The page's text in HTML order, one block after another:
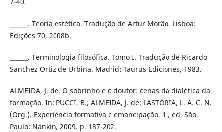
______. Teoria estética. Tradução de Artur Morão. Lisboa:
Edições 70, 2008b.
______. Terminologia filosófica. Tomo I. Tradução de Ricardo
Sanchez Ortiz de Urbina. Madrid: Taurus Ediciones, 1983.
ALMEIDA, J. de. O sobrinho e o doutor: cenas da dialética da
formação. In: PUCCI, B.; ALMEIDA, J. de; LASTÓRIA, L. A. C. N.
(Org.). Experiência formativa e emancipação. 1., ed. São
Paulo: Nankin, 2009. p. 187-202.